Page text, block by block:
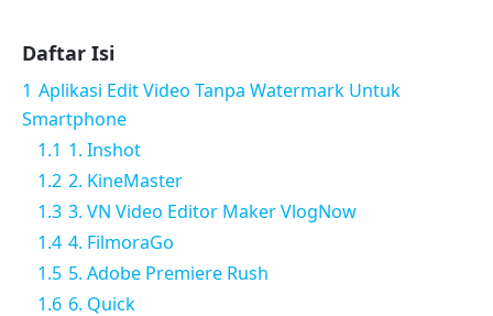
Daftar Isi
1 Aplikasi Edit Video Tanpa Watermark Untuk
Smartphone
1.1 1. Inshot
1.2 2. KineMaster
1.3 3. VN Video Editor Maker VlogNow
1.4 4. FilmoraGo
1.5 5. Adobe Premiere Rush
1.6 6. Quick